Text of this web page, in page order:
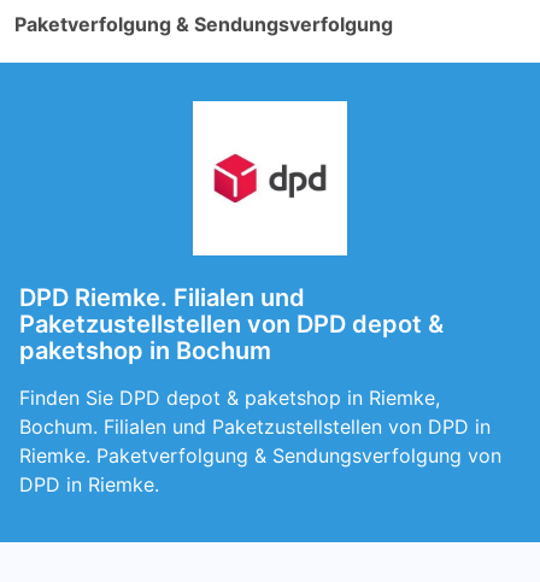
Paketverfolgung & Sendungsverfolgung
DPD Riemke. Filialen und
Paketzustellstellen von DPD depot &
paketshop in Bochum
Finden Sie DPD depot & paketshop in Riemke,
Bochum. Filialen und Paketzustellstellen von DPD in
Riemke. Paketverfolgung & Sendungsverfolgung von
DPD in Riemke.